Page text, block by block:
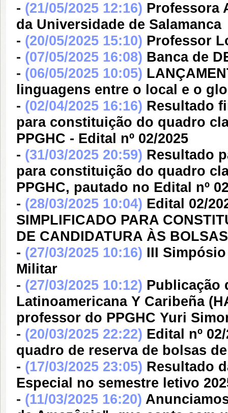
- (21/05/2025 12:16) Professora
da Universidade de Salamanca
- (20/05/2025 15:10) Professor
- (07/05/2025 16:08) Banca de
- (06/05/2025 10:05)
linguagens entre o local e o
- (02/04/2025 16:16) Resultado
para constituição do quadro
PPGHC - Edital nº 02/2025
- (31/03/2025 20:59) Resultado
para constituição do quadro
PPGHC, pautado no Edital nº
- (28/03/2025 10:04) Edital 02/
SIMPLIFICADO PARA
DE CANDIDATURA ÀS
- (27/03/2025 10:16) III
Militar
- (27/03/2025 10:12) Publicação
Latinoamericana Y Caribeña
professor do PPGHC Yuri
- (20/03/2025 22:22) Edital nº
quadro de reserva de bolsas
- (17/03/2025 23:05) Resultado
Especial no semestre letivo
- (11/03/2025 16:20)